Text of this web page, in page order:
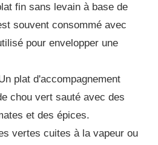
fin sans levain à base de
souvent consommé avec
pour envelopper une
plat d'accompagnement
chou vert sauté avec des
et des épices.
vertes cuites à la vapeur ou